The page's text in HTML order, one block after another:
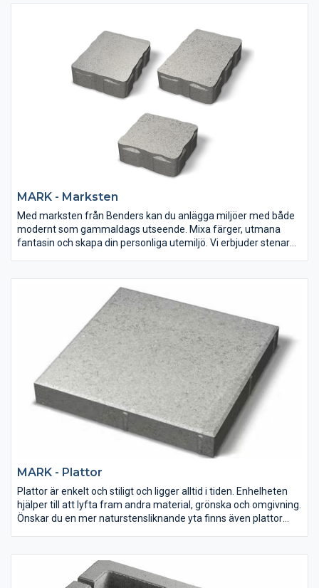
MARK - Marksten
Med marksten från Benders kan du anlägga miljöer med både
modernt som gammaldags utseende. Mixa färger, utmana
fantasin och skapa din personliga utemiljö. Vi erbjuder stenar
MARK - Plattor
Plattor är enkelt och stiligt och ligger alltid i tiden. Enhelheten
hjälper till att lyfta fram andra material, grönska och omgivning.
Önskar du en mer naturstensliknande yta finns även plattor